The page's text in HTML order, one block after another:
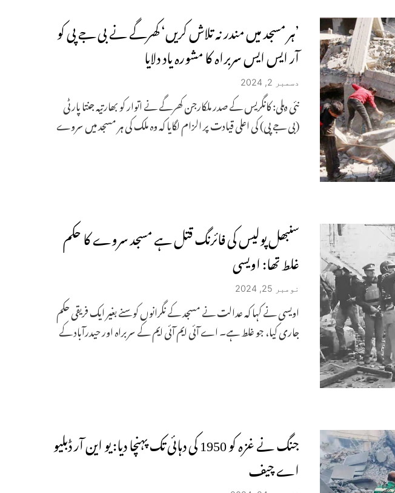
’ہر مسجد میں مندر نہ تلاش کریں‘ کھرگے نے بی جے پی کو
آر ایس ایس سربراہ کا مشورہ یاد دلایا
دسمبر 2, 2024
نئی دہلی: کانگریس کے صدر ملکارجن کھرگے نے اتوار کو بھارتیہ جنتا پارٹی
(بی جے پی) کی اعلی قیادت پر الزام لگایا کہ وہ ملک کی ہر مسجد میں سروے
سنبھل پولیس کی فائرنگ قتل ہے مسجد سروے کا حکم
غلط تھا: اویسی
نومبر 25, 2024
اویسی نے کہا کہ عدالت نے مسجد کے نگرانوں کو سنے بغیر ایک فریقی حکم
جاری کیا، جو غلط ہے۔ اے آئی ایم آئی ایم کے سربراہ اور حیدرآباد کے
جنگ نے غزہ کو 1950 کی دہائی تک پہنچا دیا: یو این آر ڈبلیو
اے چیف